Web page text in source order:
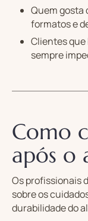
Quem gosta
formatos e
Clientes
sempre
Como
após o
Os profissionais
sobre os
durabilidade do